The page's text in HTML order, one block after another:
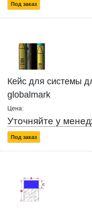
Под заказ
Кейс для системы
globalmark
Цена:
Уточняйте у
Под заказ